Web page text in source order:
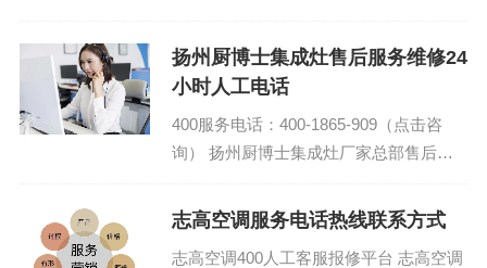
生活啊，科技真是无处不...
扬州厨博士集成灶售后服务维修24
小时人工电话
400服务电话：400-1865-909（点击咨
询） 扬州厨博士集成灶厂家总部售后客
时客服维修热线...
志高空调服务电话热线联系方式
志高空调400人工客服报修平台 志高空调